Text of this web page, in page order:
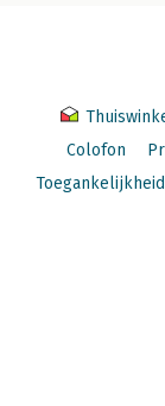
Colofon